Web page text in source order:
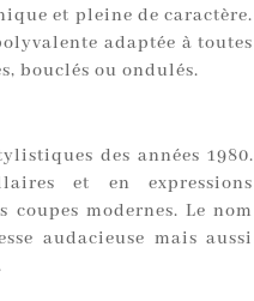
et pleine de caractère.
adaptée à toutes
bouclés ou ondulés.
des années 1980.
et en expressions
coupes modernes. Le nom
audacieuse mais aussi